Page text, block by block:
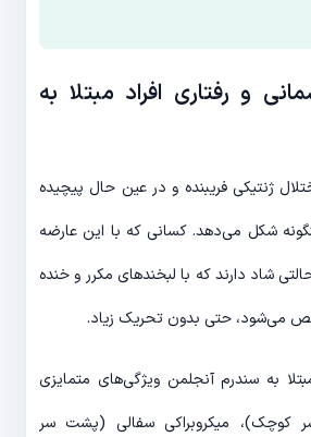
و رفتاری افراد مبتلا به
ژنتیکی فریبنده و در عین حال پیچیده
شکل می‌دهد. کسانی که با این عارضه
شاد دارند که با لبخندهای مکرر و خنده
می‌شود، حتی بدون تحریک زیاد.
به سندرم آنجلمن ویژگی‌های متمایزی
کوچک)، میکروبراکی سفالی (پشت سر